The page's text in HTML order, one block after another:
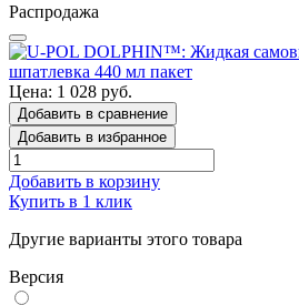
Распродажа
Цена: 1 028 руб.
Добавить в сравнение
Добавить в избранное
Добавить в корзину
Купить в 1 клик
Другие варианты этого товара
Версия